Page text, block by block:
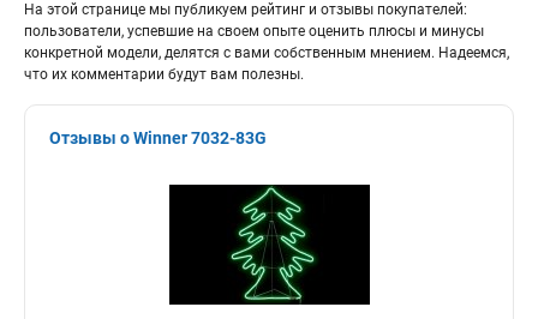
На этой странице мы публикуем рейтинг и отзывы покупателей:
пользователи, успевшие на своем опыте оценить плюсы и минусы
конкретной модели, делятся с вами собственным мнением. Надеемся,
что их комментарии будут вам полезны.
Отзывы о Winner 7032-83G